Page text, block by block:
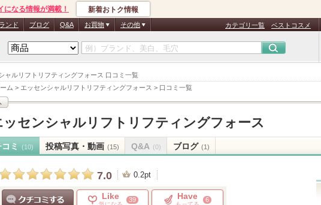
ャルリフトリフティングフォース 口コミ一覧
ム > エッセンシャルリフトリフティングフォース > 口コミ一覧
になる情報が満載！ 新着おトク情報
ンド ブログ Q&A お買物 その他 カテゴリ一覧 ベストコスメ
ッセンシャルリフトリフティングフォース
ミ (10) 投稿写真・動画 (15) Q&A (0) ブログ (1)
7.0 0.2pt
Like 39 Have 6